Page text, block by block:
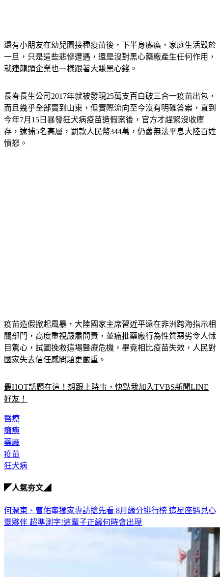
還有小朋友在幼兒園接種疫苗後，下半身癱瘓，家庭生活毀於
一旦，只是這些悲慘遭遇，還是沒對黑心藥廠產生任何作用，
就連龍頭企業也一樣跟著大賺黑心錢。
長春長生公司2017年就被發現25萬支百白破三合一疫苗出包，
而且幾乎全部賣到山東，但實際流向至今沒有明確答案，直到
今年7月15日暴發狂犬病疫苗造假案後，官方才趕緊沒收庫
存，逮捕5名高層，罰款人民幣344萬，仍舊無法平息大陸百姓
憤怒。
疫苗造假掀起風暴，大陸國家主席習近平遠在非洲跨海指示相
關部門，高度重視嚴肅問責，並痛批藥廠行為性質惡劣令人怵
目驚心，試圖挽救這場醫療危機，畢竟相比疫苗失效，人民對
國家失去信任感問題更嚴重。
最HOT話題在這！想跟上時事，快點我加入TVBS新聞LINE
好友！
醫療
癱瘓
藥廠
疫苗
狂犬病
◤人氣夯文◢
何潤東、曹佑寧獨家專訪搶先看 8月緣分排行榜 這星座遇見心
靈夥伴 超準測字!這輩子正緣何時會出現